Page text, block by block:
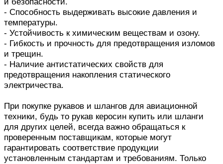
- Способность выдерживать высокие давления и
температуры.
- Устойчивость к химическим веществам и озону.
- Гибкость и прочность для предотвращения изломов
и трещин.
- Наличие антистатических свойств для
предотвращения накопления статического
электричества.
При покупке рукавов и шлангов для авиационной
техники, будь то рукав керосин купить или шланги
для других целей, всегда важно обращаться к
проверенным поставщикам, которые могут
гарантировать соответствие продукции
установленным стандартам и требованиям. Только